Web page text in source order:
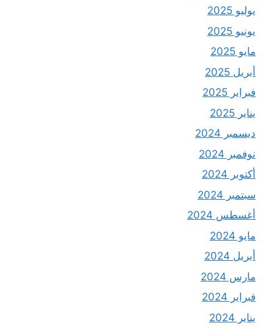
يوليو 2025
يونيو 2025
مايو 2025
أبريل 2025
فبراير 2025
يناير 2025
ديسمبر 2024
نوفمبر 2024
أكتوبر 2024
سبتمبر 2024
أغسطس 2024
مايو 2024
أبريل 2024
مارس 2024
فبراير 2024
يناير 2024